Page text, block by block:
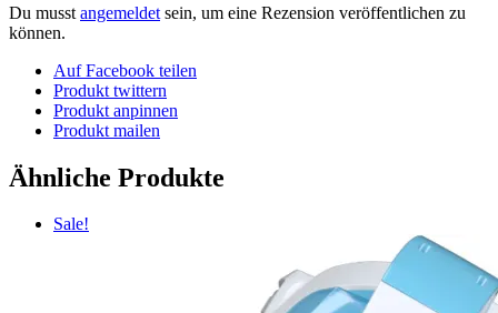
Du musst angemeldet sein, um eine Rezension veröffentlichen zu
können.
Auf Facebook teilen
Produkt twittern
Produkt anpinnen
Produkt mailen
Ähnliche Produkte
Sale!